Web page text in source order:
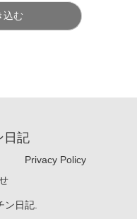
込む
日記
Privacy Policy
ン日記.